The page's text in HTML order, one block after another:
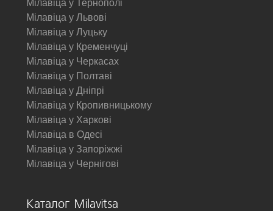
Мілавіца у Тернополі
Мілавіца у Львові
Мілавіца у Луцьку
Мілавіца у Кременчуці
Мілавіца у Черкасах
Мілавіца у Полтаві
Мілавіца у Дніпрі
Мілавіца у Кропивницькому
Мілавіца у Харкові
Мілавіца в Одесі
Мілавіца у Запоріжжі
Мілавіца у Чернігові
Каталог Milavitsa